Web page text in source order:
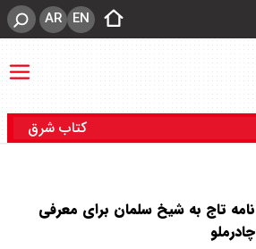
EN
AR
کتاب شرق
نامه تاج به شیخ سلمان برای معرفی
چادرملو